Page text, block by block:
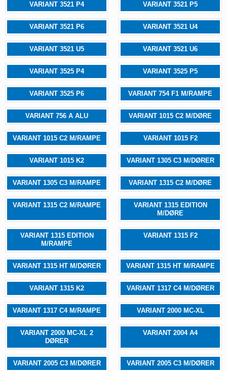
VARIANT 3521 P4 VARIANT 3521 P5
VARIANT 3521 P6 VARIANT 3521 U4
VARIANT 3521 U5 VARIANT 3521 U6
VARIANT 3525 P4 VARIANT 3525 P5
VARIANT 3525 P6 VARIANT 754 F1 M/RAMPE
VARIANT 756 A ALU VARIANT 1015 C2 M/DØRE
VARIANT 1015 C2 M/RAMPE VARIANT 1015 F2
VARIANT 1015 K2 VARIANT 1305 C3 M/DØRER
VARIANT 1305 C3 M/RAMPE VARIANT 1315 C2 M/DØRE
VARIANT 1315 C2 M/RAMPE
VARIANT 1315 EDITION
M/DØRE
VARIANT 1315 EDITION
M/RAMPE
VARIANT 1315 F2
VARIANT 1315 HT M/DØRER VARIANT 1315 HT M/RAMPE
VARIANT 1315 K2 VARIANT 1317 C4 M/DØRER
VARIANT 1317 C4 M/RAMPE VARIANT 2000 MC-XL
VARIANT 2000 MC-XL 2
DØRER
VARIANT 2004 A4
VARIANT 2005 C3 M/DØRER VARIANT 2005 C3 M/DØRER